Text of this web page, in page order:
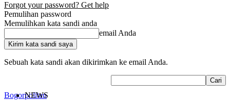
Forgot your password? Get help
Pemulihan password
Memulihkan kata sandi anda
email Anda
Sebuah kata sandi akan dikirimkan ke email Anda.
Bogorpolitan
NEWS